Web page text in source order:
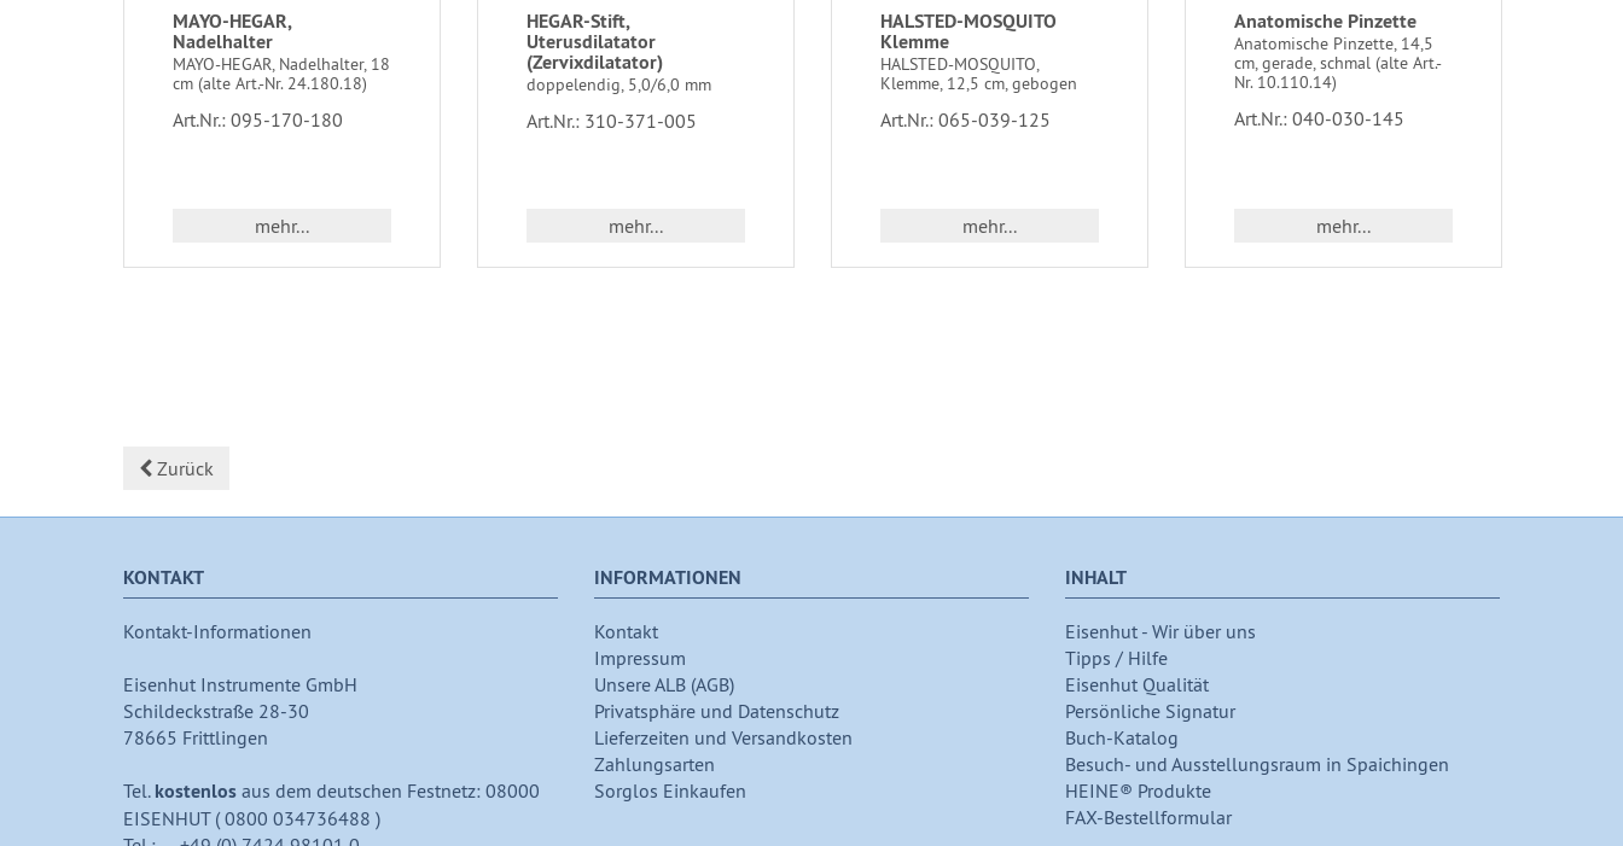
MAYO-HEGAR,
Nadelhalter
MAYO-HEGAR, Nadelhalter, 18
cm (alte Art.-Nr. 24.180.18)
Art.Nr.: 095-170-180
mehr...
HEGAR-Stift,
Uterusdilatator
(Zervixdilatator)
doppelendig, 5,0/6,0 mm
Art.Nr.: 310-371-005
mehr...
HALSTED-MOSQUITO
Klemme
HALSTED-MOSQUITO,
Klemme, 12,5 cm, gebogen
Art.Nr.: 065-039-125
mehr...
Anatomische Pinzette
Anatomische Pinzette, 14,5
cm, gerade, schmal (alte Art.-
Nr. 10.110.14)
Art.Nr.: 040-030-145
mehr...
Zurück
KONTAKT
Kontakt-Informationen
Eisenhut Instrumente GmbH
Schildeckstraße 28-30
78665 Frittlingen
Tel. kostenlos aus dem deutschen Festnetz: 08000
EISENHUT ( 0800 034736488 )
INFORMATIONEN
Kontakt
Impressum
Unsere ALB (AGB)
Privatsphäre und Datenschutz
Lieferzeiten und Versandkosten
Zahlungsarten
Sorglos Einkaufen
INHALT
Eisenhut - Wir über uns
Tipps / Hilfe
Eisenhut Qualität
Persönliche Signatur
Buch-Katalog
Besuch- und Ausstellungsraum in Spaichingen
HEINE® Produkte
FAX-Bestellformular